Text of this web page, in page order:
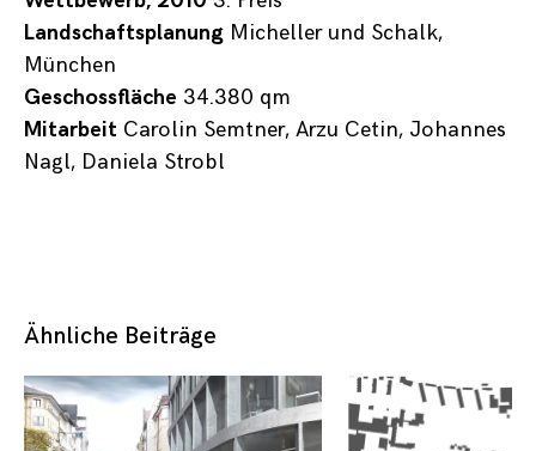
Landschaftsplanung Micheller und Schalk,
München
Geschossfläche 34.380 qm
Mitarbeit Carolin Semtner, Arzu Cetin, Johannes
Nagl, Daniela Strobl
Ähnliche Beiträge